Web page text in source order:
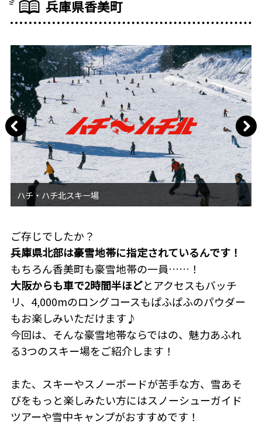
兵庫県香美町
ご存じでしたか？
兵庫県北部は豪雪地帯に指定されているんです！
もちろん香美町も豪雪地帯の一員……！
大阪からも車で2時間半ほどとアクセスもバッチ
リ、4,000mのロングコースもぱふぱふのパウダー
もお楽しみいただけます♪
今回は、そんな豪雪地帯ならではの、魅力あふれ
る3つのスキー場をご紹介します！
また、スキーやスノーボードが苦手な方、雪あそ
びをもっと楽しみたい方にはスノーシューガイド
ツアーや雪中キャンプがおすすめです！